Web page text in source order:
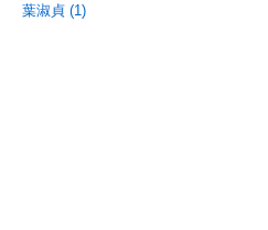
葉淑貞 (1)